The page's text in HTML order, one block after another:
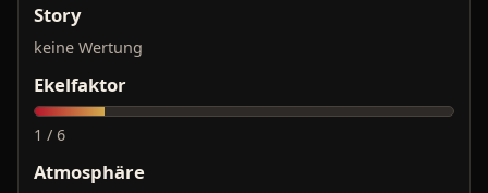
Story
keine Wertung
Ekelfaktor
1 / 6
Atmosphäre